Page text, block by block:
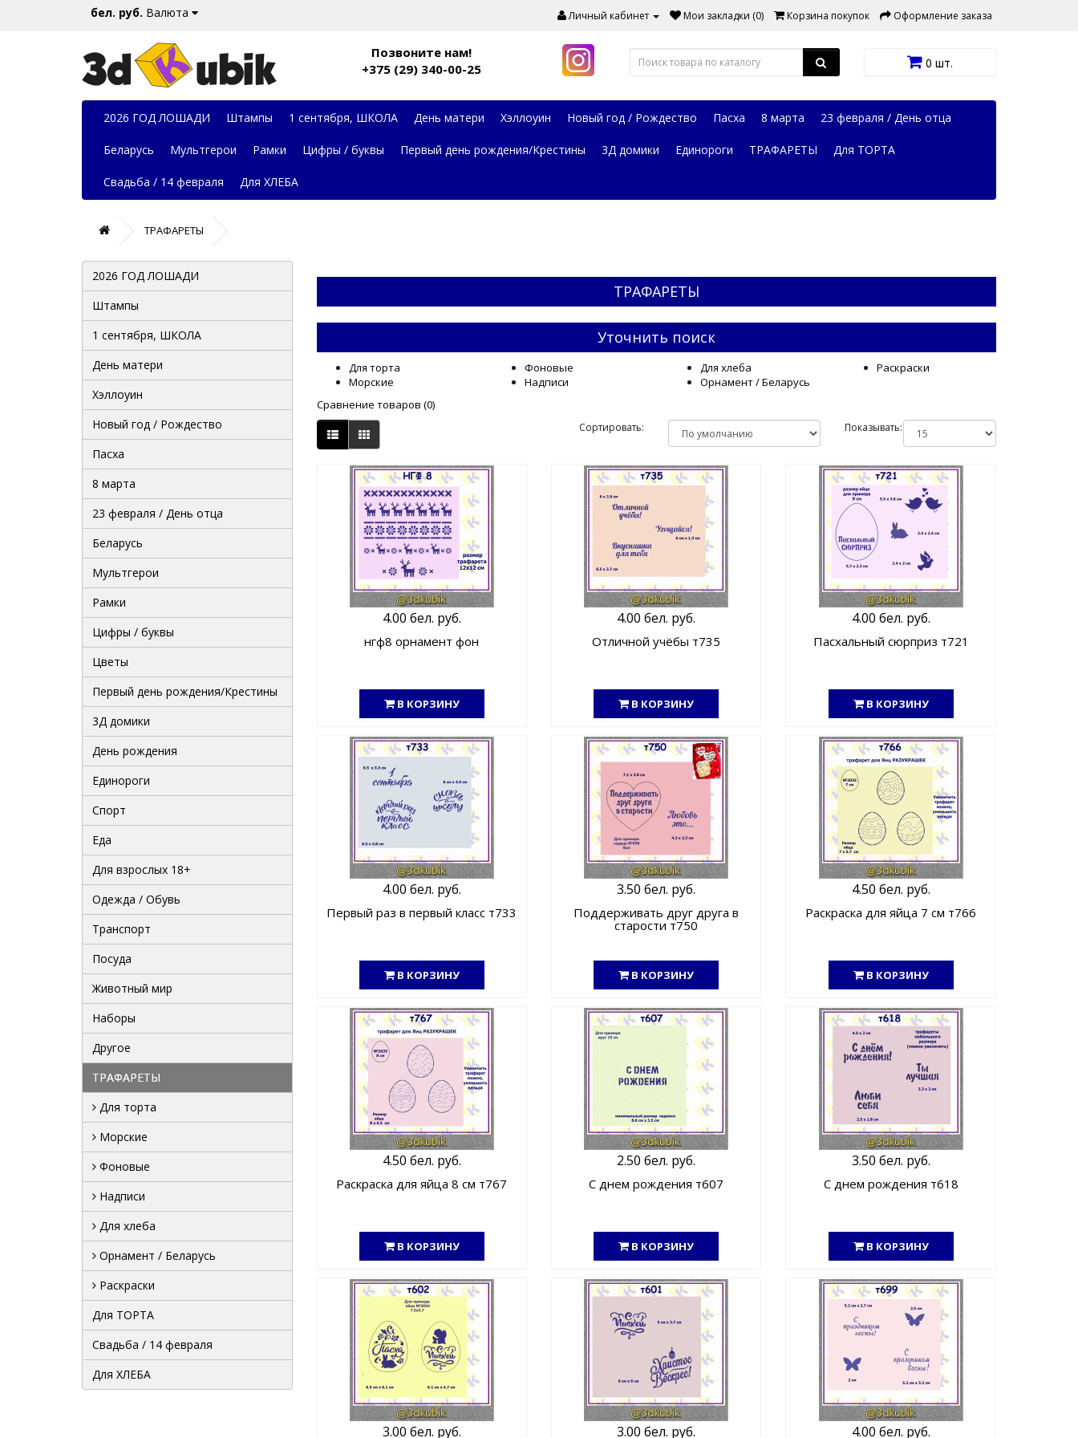
бел. руб. Валюта Личный кабинет Мои закладки (0) Корзина покупок Оформление заказа
Позвоните нам!
+375 (29) 340-00-25
0 шт.
2026 ГОД ЛОШАДИ Штампы 1 сентября, ШКОЛА День матери Хэллоуин Новый год / Рождество Пасха 8 марта 23 февраля / День отца
Беларусь Мультгерои Рамки Цифры / буквы Первый день рождения/Крестины 3Д домики Единороги ТРАФАРЕТЫ Для ТОРТА
Свадьба / 14 февраля Для ХЛЕБА
ТРАФАРЕТЫ
2026 ГОД ЛОШАДИ
Штампы
1 сентября, ШКОЛА
День матери
Хэллоуин
Новый год / Рождество
Пасха
8 марта
23 февраля / День отца
Беларусь
Мультгерои
Рамки
Цифры / буквы
Цветы
Первый день рождения/Крестины
3Д домики
День рождения
Единороги
Спорт
Еда
Для взрослых 18+
Одежда / Обувь
Транспорт
Посуда
Животный мир
Наборы
Другое
ТРАФАРЕТЫ
Для торта
Морские
Фоновые
Надписи
Для хлеба
Орнамент / Беларусь
Раскраски
Для ТОРТА
Свадьба / 14 февраля
Для ХЛЕБА
ТРАФАРЕТЫ
Уточнить поиск
Для торта
Морские
Фоновые
Надписи
Для хлеба
Орнамент / Беларусь
Раскраски
Сравнение товаров (0)
Сортировать: Показывать:
4.00 бел. руб.
нгф8 орнамент фон
В КОРЗИНУ
4.00 бел. руб.
Отличной учёбы т735
В КОРЗИНУ
4.00 бел. руб.
Пасхальный сюрприз т721
В КОРЗИНУ
4.00 бел. руб.
Первый раз в первый класс т733
В КОРЗИНУ
3.50 бел. руб.
Поддерживать друг друга в
старости т750
В КОРЗИНУ
4.50 бел. руб.
Раскраска для яйца 7 см т766
В КОРЗИНУ
4.50 бел. руб.
Раскраска для яйца 8 см т767
В КОРЗИНУ
2.50 бел. руб.
С днем рождения т607
В КОРЗИНУ
3.50 бел. руб.
С днем рождения т618
В КОРЗИНУ
3.00 бел. руб. 3.00 бел. руб. 4.00 бел. руб.